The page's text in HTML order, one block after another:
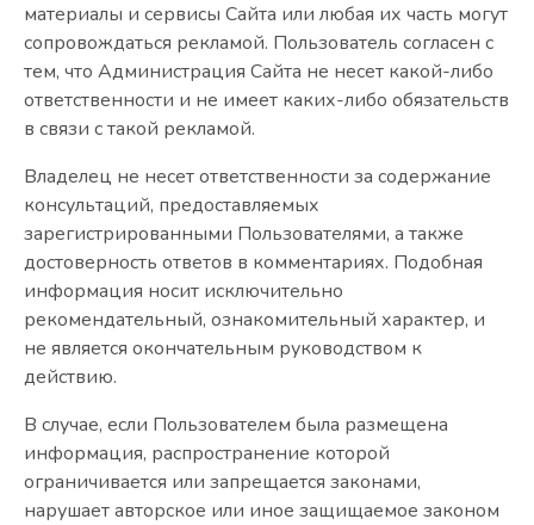
материалы и сервисы Сайта или любая их часть могут
сопровождаться рекламой. Пользователь согласен с
тем, что Администрация Сайта не несет какой-либо
ответственности и не имеет каких-либо обязательств
в связи с такой рекламой.
Владелец не несет ответственности за содержание
консультаций, предоставляемых
зарегистрированными Пользователями, а также
достоверность ответов в комментариях. Подобная
информация носит исключительно
рекомендательный, ознакомительный характер, и
не является окончательным руководством к
действию.
В случае, если Пользователем была размещена
информация, распространение которой
ограничивается или запрещается законами,
нарушает авторское или иное защищаемое законом